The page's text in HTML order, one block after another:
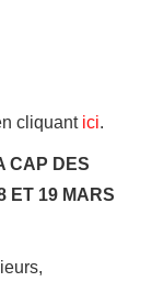
cliquant ici.
CAP DES
ET 19 MARS